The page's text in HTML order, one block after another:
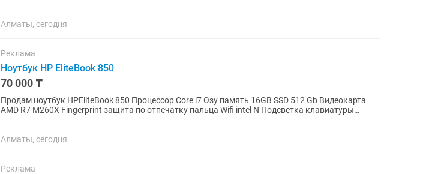
Алматы, сегодня
Реклама
Ноутбук HP EliteBook 850
70 000 ₸
Продам ноутбук HPEliteBook 850 Процессор Core i7 Озу память 16GB SSD 512 Gb Видеокарта
AMD R7 M260X Fingerprint защита по отпечатку пальца Wifi intel N Подсветка клавиатуры
Алматы, сегодня
Реклама